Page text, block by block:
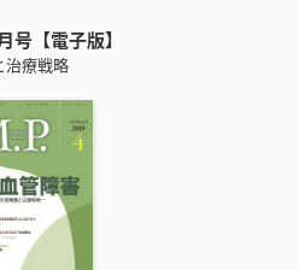
【電子版】
治療戦略